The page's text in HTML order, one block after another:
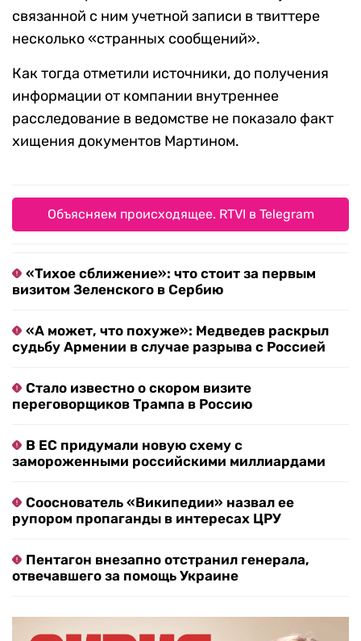
связанной с ним учетной записи в твиттере
несколько «странных сообщений».
Как тогда отметили источники, до получения
информации от компании внутреннее
расследование в ведомстве не показало факт
хищения документов Мартином.
Объясняем происходящее. RTVI в Telegram
«Тихое сближение»: что стоит за первым
визитом Зеленского в Сербию
«А может, что похуже»: Медведев раскрыл
судьбу Армении в случае разрыва с Россией
Стало известно о скором визите
переговорщиков Трампа в Россию
В ЕС придумали новую схему с
замороженными российскими миллиардами
Сооснователь «Википедии» назвал ее
рупором пропаганды в интересах ЦРУ
Пентагон внезапно отстранил генерала,
отвечавшего за помощь Украине